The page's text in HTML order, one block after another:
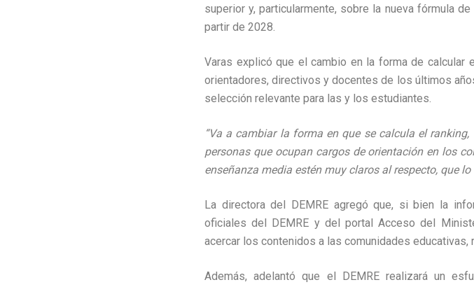
superior y, particularmente, sobre la nueva fórmula
partir de 2028.
Varas explicó que el cambio en la forma de calcular
orientadores, directivos y docentes de los últimos
selección relevante para las y los estudiantes.
“Va a cambiar la forma en que se calcula el
personas que ocupan cargos de orientación en los
enseñanza media estén muy claros al respecto, que
La directora del DEMRE agregó que, si bien la
oficiales del DEMRE y del portal Acceso del
acercar los contenidos a las comunidades
Además, adelantó que el DEMRE realizará un